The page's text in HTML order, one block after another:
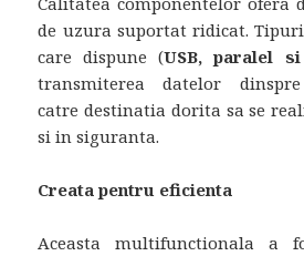
de uzura suportat ridicat.
care dispune (USB, paralel
transmiterea datelor
catre destinatia dorita sa se
si in siguranta.
Creata pentru eficienta
Aceasta multifunctionala a